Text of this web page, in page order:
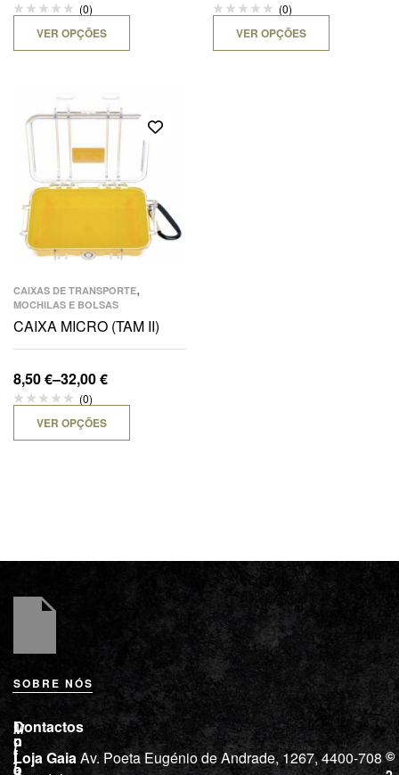
(0)
VER OPÇÕES
(0)
VER OPÇÕES
CAIXAS DE TRANSPORTE,
MOCHILAS E BOLSAS
CAIXA MICRO (TAM II)
8,50€–32,00€
(0)
VER OPÇÕES
SOBRE NÓS
M
i
l
L
o
j
a
I
n
f
o
Contactos
Loja GaiaAv. Poeta Eugénio de Andrade, 1267, 4400-708 ©